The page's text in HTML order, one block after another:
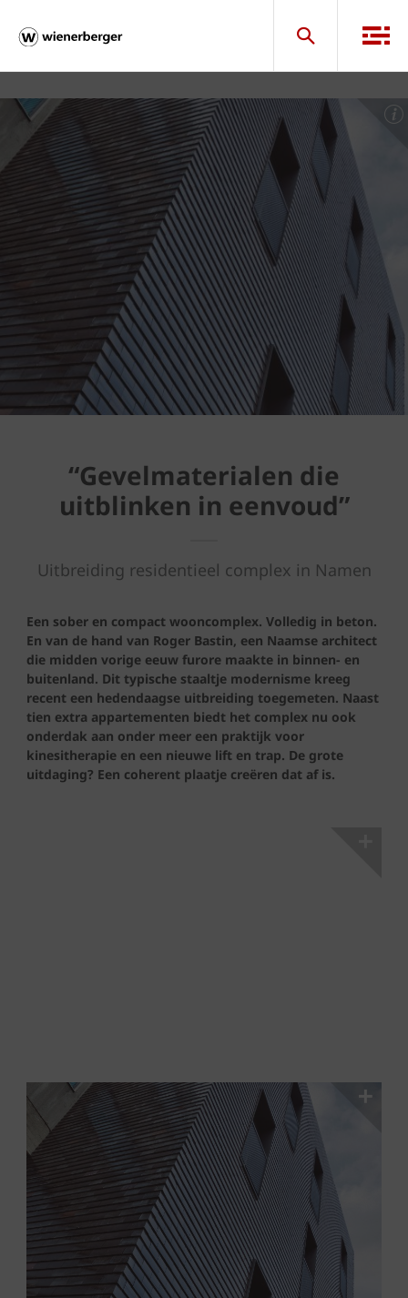
“Gevelmaterialen die
uitblinken in eenvoud”
Uitbreiding residentieel complex in Namen
Een sober en compact wooncomplex. Volledig in beton.
En van de hand van Roger Bastin, een Naamse architect
die midden vorige eeuw furore maakte in binnen- en
buitenland. Dit typische staaltje modernisme kreeg
recent een hedendaagse uitbreiding toegemeten. Naast
tien extra appartementen biedt het complex nu ook
onderdak aan onder meer een praktijk voor
kinesitherapie en een nieuwe lift en trap. De grote
uitdaging? Een coherent plaatje creëren dat af is.